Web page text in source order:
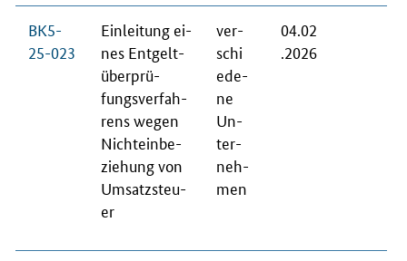
BK5-
25-023
Ein­lei­tung ei­
nes Ent­gelt­
über­prü­
fungs­ver­fah­
rens we­gen
Nicht­ein­be­
zie­hung von
Um­satz­steu­
er
ver­
schi
e­de­
ne
Un­
ter­
neh­
men
04.02
.2026